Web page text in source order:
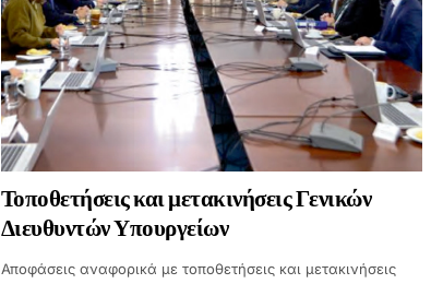
Τοποθετήσεις και μετακινήσεις Γενικών
Διευθυντών Υπουργείων
Αποφάσεις αναφορικά με τοποθετήσεις και μετακινήσεις